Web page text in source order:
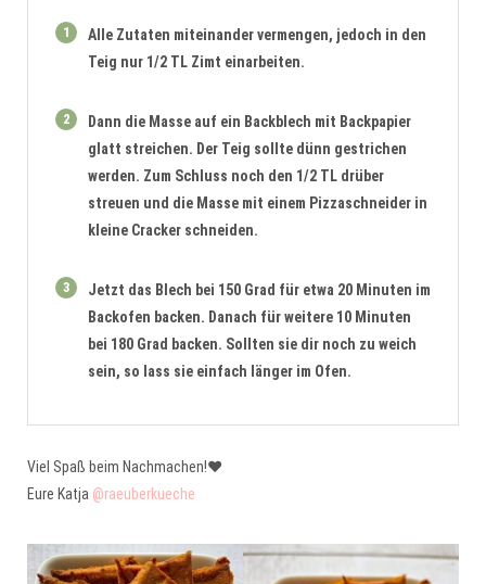
1
Alle Zutaten miteinander vermengen, jedoch in den
Teig nur 1/2 TL Zimt einarbeiten.
2
Dann die Masse auf ein Backblech mit Backpapier
glatt streichen. Der Teig sollte dünn gestrichen
werden. Zum Schluss noch den 1/2 TL drüber
streuen und die Masse mit einem Pizzaschneider in
kleine Cracker schneiden.
3
Jetzt das Blech bei 150 Grad für etwa 20 Minuten im
Backofen backen. Danach für weitere 10 Minuten
bei 180 Grad backen. Sollten sie dir noch zu weich
sein, so lass sie einfach länger im Ofen.
Viel Spaß beim Nachmachen!❤️
Eure Katja @raeuberkueche